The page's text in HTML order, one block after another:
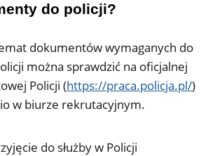
do policji?
dokumentów wymaganych do
można sprawdzić na oficjalnej
Policji (https://praca.policja.pl/)
w biurze rekrutacyjnym.
do służby w Policji